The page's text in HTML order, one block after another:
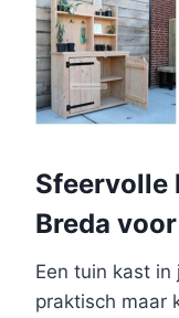
Sfeervolle
Breda
Een tuin kast
praktisch maar